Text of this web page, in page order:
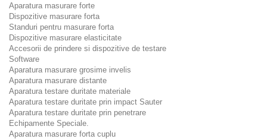
Aparatura masurare forte
Dispozitive masurare forta
Standuri pentru masurare forta
Dispozitive masurare elasticitate
Accesorii de prindere si dispozitive de testare
Software
Aparatura masurare grosime invelis
Aparatura masurare distante
Aparatura testare duritate materiale
Aparatura testare duritate prin impact Sauter
Aparatura testare duritate prin penetrare
Echipamente Speciale.
Aparatura masurare forta cuplu